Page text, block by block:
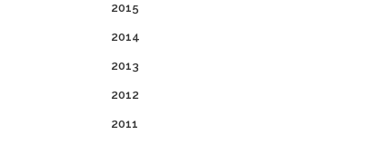
2015
2014
2013
2012
2011